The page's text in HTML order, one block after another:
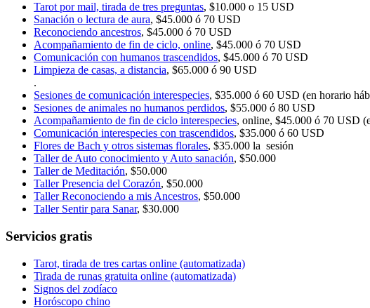
Tarot por mail, tirada de tres preguntas, $10.000 o 15 USD
Sanación o lectura de aura, $45.000 ó 70 USD
Reconociendo ancestros, $45.000 ó 70 USD
Acompañamiento de fin de ciclo, online, $45.000 ó 70 USD
Comunicación con humanos trascendidos, $45.000 ó 70 USD
Limpieza de casas, a distancia, $65.000 ó 90 USD
.
Sesiones de comunicación interespecies, $35.000 ó 60 USD (en horario
Sesiones de animales no humanos perdidos, $55.000 ó 80 USD
Acompañamiento de fin de ciclo interespecies, online, $45.000 ó 70 USD
Comunicación interespecies con trascendidos, $35.000 ó 60 USD
Flores de Bach y otros sistemas florales, $35.000 la sesión
Taller de Auto conocimiento y Auto sanación, $50.000
Taller de Meditación, $50.000
Taller Presencia del Corazón, $50.000
Taller Reconociendo a mis Ancestros, $50.000
Taller Sentir para Sanar, $30.000
Servicios gratis
Tarot, tirada de tres cartas online (automatizada)
Tirada de runas gratuita online (automatizada)
Signos del zodíaco
Horóscopo chino